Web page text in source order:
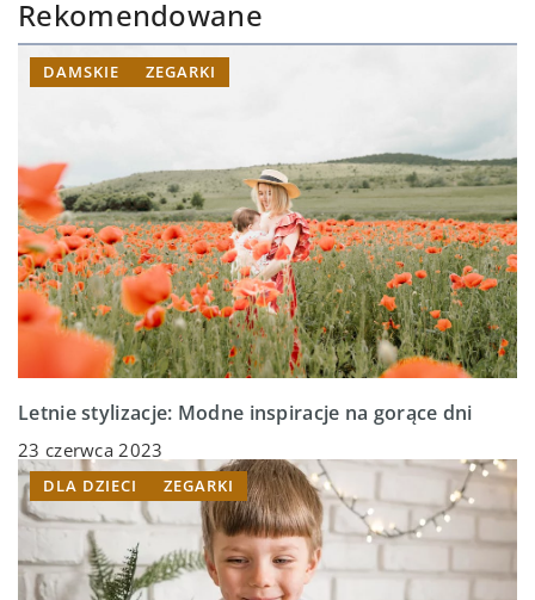
Rekomendowane
DAMSKIE ZEGARKI
Letnie stylizacje: Modne inspiracje na gorące dni
23 czerwca 2023
DLA DZIECI ZEGARKI